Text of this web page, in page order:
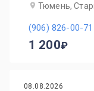
Тюмень,
(906) 826-00-71
1 200
08.08.2026